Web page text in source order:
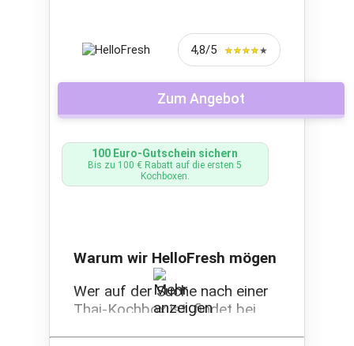
4,8/5 ★★★★★
★★★★★
Zum Angebot
100 Euro-Gutschein sichern
Bis zu 100 € Rabatt auf die ersten 5
Kochboxen.
Warum wir HelloFresh mögen
Wer auf der Suche nach einer
Thai-Kochbox ist, findet bei